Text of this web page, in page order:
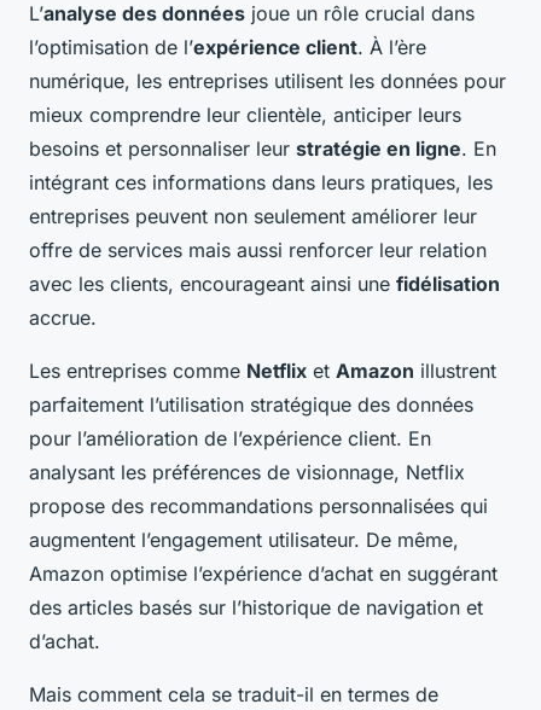
L’analyse des données joue un rôle crucial dans
l’optimisation de l’expérience client. À l’ère
numérique, les entreprises utilisent les données pour
mieux comprendre leur clientèle, anticiper leurs
besoins et personnaliser leur stratégie en ligne. En
intégrant ces informations dans leurs pratiques, les
entreprises peuvent non seulement améliorer leur
offre de services mais aussi renforcer leur relation
avec les clients, encourageant ainsi une fidélisation
accrue.
Les entreprises comme Netflix et Amazon illustrent
parfaitement l’utilisation stratégique des données
pour l’amélioration de l’expérience client. En
analysant les préférences de visionnage, Netflix
propose des recommandations personnalisées qui
augmentent l’engagement utilisateur. De même,
Amazon optimise l’expérience d’achat en suggérant
des articles basés sur l’historique de navigation et
d’achat.
Mais comment cela se traduit-il en termes de